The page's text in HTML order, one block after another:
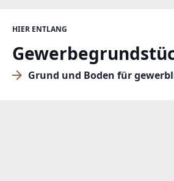
HIER ENTLANG
Grund und Boden für